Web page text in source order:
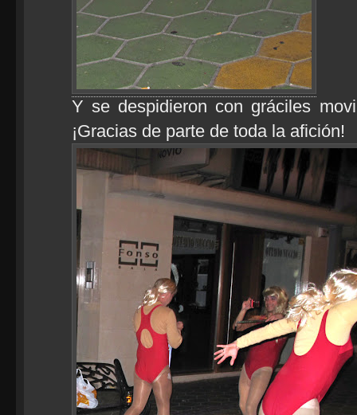
Y se despidieron con gráciles
¡Gracias de parte de toda la afición!